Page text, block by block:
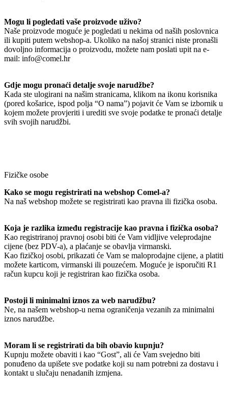
Mogu li pogledati vaše proizvode uživo?
Naše proizvode moguće je pogledati u nekima od naših poslovnica
ili kupiti putem webshop-a. Ukoliko na našoj stranici niste pronašli
dovoljno informacija o proizvodu, možete nam poslati upit na e-
mail: info@comel.hr
Gdje mogu pronaći detalje svoje narudžbe?
Kada ste ulogirani na našim stranicama, klikom na ikonu korisnika
(pored košarice, ispod polja “O nama”) pojavit će Vam se izbornik u
kojem možete provjeriti i urediti sve svoje podatke te pronaći detalje
svih svojih narudžbi.
Fizičke osobe
Kako se mogu registrirati na webshop Comel-a?
Na naš webshop možete se registrirati kao pravna ili fizička osoba.
Koja je razlika između registracije kao pravna i fizička osoba?
Kao registriranoj pravnoj osobi biti će Vam vidljive veleprodajne
cijene (bez PDV-a), a plaćanje se obavlja virmanski.
Kao fizičkoj osobi, prikazati će Vam se maloprodajne cijene, a platiti
možete karticom, virmanski ili pouzećem. Moguće je isporučiti R1
račun kupcu koji je registriran kao fizička osoba.
Postoji li minimalni iznos za web narudžbu?
Ne, na našem webshop-u nema ograničenja vezanih za minimalni
iznos narudžbe.
Moram li se registrirati da bih obavio kupnju?
Kupnju možete obaviti i kao “Gost”, ali će Vam svejedno biti
ponuđeno da upišete sve podatke koji su nam potrebni za dostavu i
kontakt u slučaju nenadanih izmjena.